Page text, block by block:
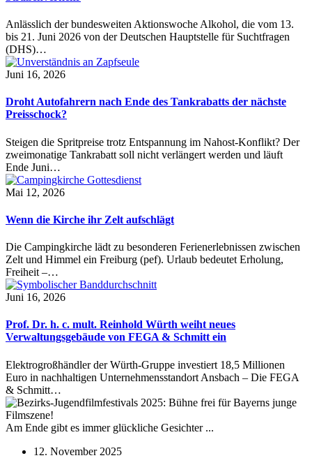
Anlässlich der bundesweiten Aktionswoche Alkohol, die vom 13.
bis 21. Juni 2026 von der Deutschen Hauptstelle für Suchtfragen
(DHS)…
Juni 16, 2026
Droht Autofahrern nach Ende des Tankrabatts der nächste
Preisschock?
Steigen die Spritpreise trotz Entspannung im Nahost-Konflikt? Der
zweimonatige Tankrabatt soll nicht verlängert werden und läuft
Ende Juni…
Mai 12, 2026
Wenn die Kirche ihr Zelt aufschlägt
Die Campingkirche lädt zu besonderen Ferienerlebnissen zwischen
Zelt und Himmel ein Freiburg (pef). Urlaub bedeutet Erholung,
Freiheit –…
Juni 16, 2026
Prof. Dr. h. c. mult. Reinhold Würth weiht neues
Verwaltungsgebäude von FEGA & Schmitt ein
Elektrogroßhändler der Würth-Gruppe investiert 18,5 Millionen
Euro in nachhaltigen Unternehmensstandort Ansbach – Die FEGA
& Schmitt…
Am Ende gibt es immer glückliche Gesichter ...
12. November 2025